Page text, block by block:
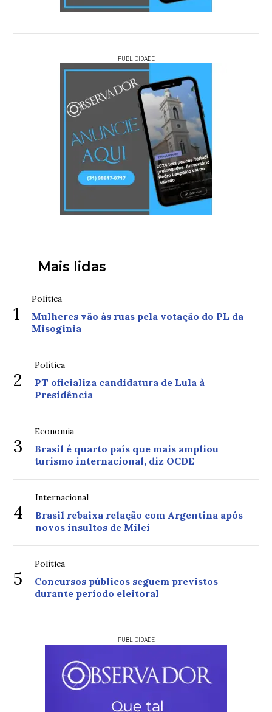
PUBLICIDADE
Mais lidas
1
Política
Mulheres vão às ruas pela votação do PL da
Misoginia
2
Política
PT oficializa candidatura de Lula à
Presidência
3
Economia
Brasil é quarto país que mais ampliou
turismo internacional, diz OCDE
4
Internacional
Brasil rebaixa relação com Argentina após
novos insultos de Milei
5
Política
Concursos públicos seguem previstos
durante período eleitoral
PUBLICIDADE